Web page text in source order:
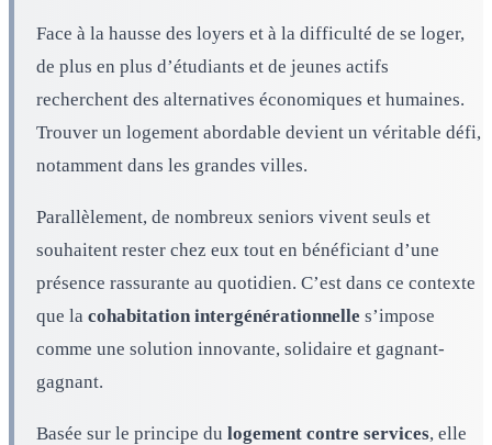
Face à la hausse des loyers et à la difficulté de se loger,
de plus en plus d’étudiants et de jeunes actifs
recherchent des alternatives économiques et humaines.
Trouver un logement abordable devient un véritable défi,
notamment dans les grandes villes.
Parallèlement, de nombreux seniors vivent seuls et
souhaitent rester chez eux tout en bénéficiant d’une
présence rassurante au quotidien. C’est dans ce contexte
que la cohabitation intergénérationnelle s’impose
comme une solution innovante, solidaire et gagnant-
gagnant.
Basée sur le principe du logement contre services, elle